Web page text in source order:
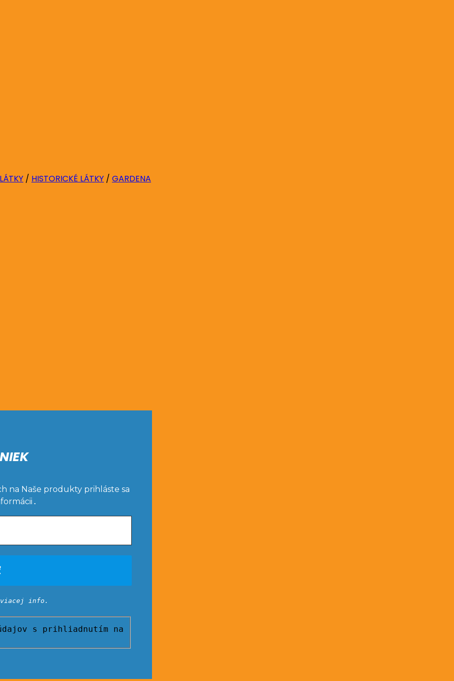
na Naše produkty prihláste sa
.
info.
s prihliadnutím na
/ HISTORICKÉ LÁTKY / GARDENA